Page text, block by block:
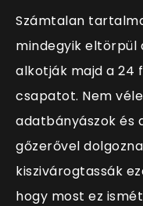
Számtalan
mindegyik eltörpül
alkotják majd a 24
csapatot. Nem
adatbányászok és
gőzerővel
kiszivárogtassák
hogy most ez